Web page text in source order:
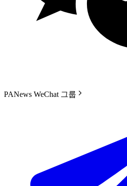
PANews WeChat 그룹